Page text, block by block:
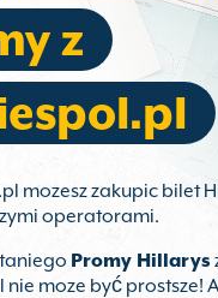
z
mozesz zakupic bilet
operatorami.
Promy Hillarys
nie moze być prostsze!